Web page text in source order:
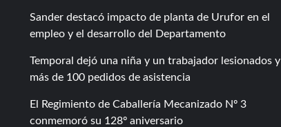
Sander destacó impacto de planta de Urufor en el
empleo y el desarrollo del Departamento
Temporal dejó una niña y un trabajador lesionados y
más de 100 pedidos de asistencia
El Regimiento de Caballería Mecanizado Nº 3
conmemoró su 128º aniversario